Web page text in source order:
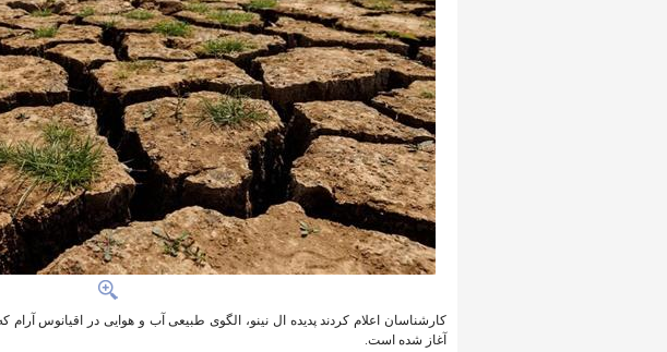
کارشناسان اعلام کردند پدیده ال نینو، الگوی طبیعی آب و هوایی در اقیانوس
آغاز شده است.